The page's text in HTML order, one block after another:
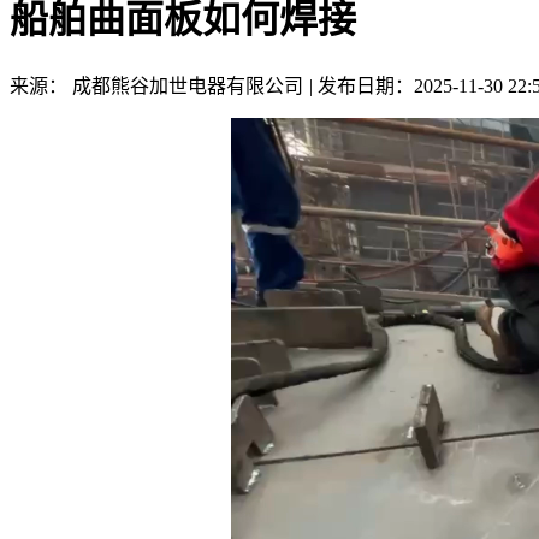
船舶曲面板如何焊接
来源： 成都熊谷加世电器有限公司 | 发布日期：2025-11-30